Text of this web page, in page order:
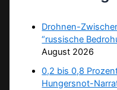
Drohnen-
“russische
August 2026
0,2 bis 0,8
Hungersnot-